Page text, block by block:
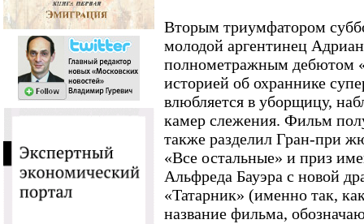
Вторым триумфатором
молодой аргентинец
полнометражным дебютом
историей об охраннике
влюбляется в уборщицу,
камер слежения. Фильм
также разделил Гран-при
«Все остальные» и приз
Альфреда Бауэра с новой
«Татарник» (именно так,
название фильма,